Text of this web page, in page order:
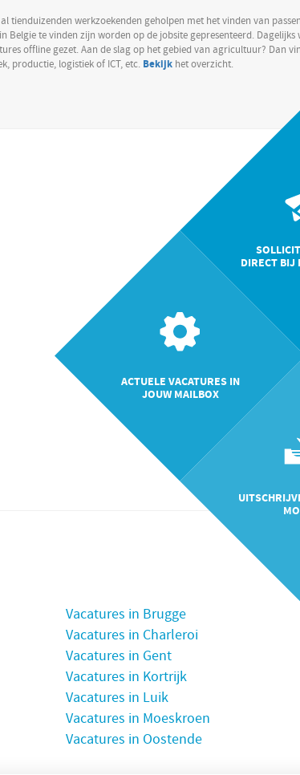
tienduizenden werkzoekenden geholpen met het vinden van
Belgie te vinden zijn worden op de jobsite gepresenteerd.
offline gezet. Aan de slag op het gebied van agricultuur? Dan
productie, logistiek of ICT, etc. Bekijkhet overzicht.
DIRECT BIJ
ACTUELE VACATURES IN
JOUW MAILBOX
Vacatures in Brugge
Vacatures in Charleroi
Vacatures in Gent
Vacatures in Kortrijk
Vacatures in Luik
Vacatures in Moeskroen
Vacatures in Oostende